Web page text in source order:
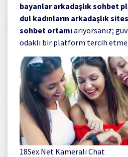
bayanlar arkadaşlık sohbet
dul kadınların arkadaşlık
sohbet ortamıarıyorsanız;
odaklı bir platform tercih
18Sex.Net Kameralı Chat